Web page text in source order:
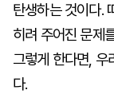
탄생하는 것이다.
히려 주어진 문제
그렇게 한다면, 우
다.